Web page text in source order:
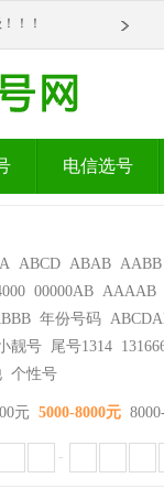
！！
电信选号
ABCD ABAB AABB
00000AB AAAAB
年份号码
靓号 尾号1314
个性号
元 5000-8000元
-